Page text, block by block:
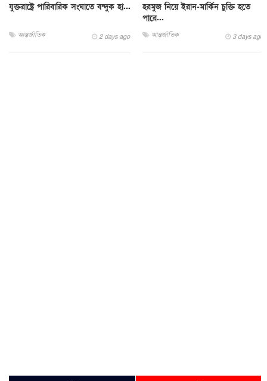
যুক্তরাষ্ট্রে পারিবারিক সংঘাতে বন্দুক হা...
আন্তর্জাতিক 2 days ago
হরমুজ নিয়ে ইরান-মার্কিন চুক্তি হতে
পারে...
আন্তর্জাতিক 3 days ago